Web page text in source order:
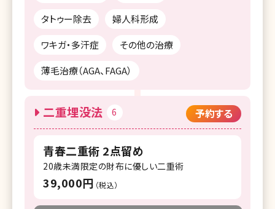
タトゥー除去
婦人科形成
ワキガ・多汗症
その他の治療
薄毛治療（AGA、FAGA）
二重埋没法 6 予約する
青春二重術 2点留め
20歳未満限定の財布に優しい二重術
39,000円 （税込）